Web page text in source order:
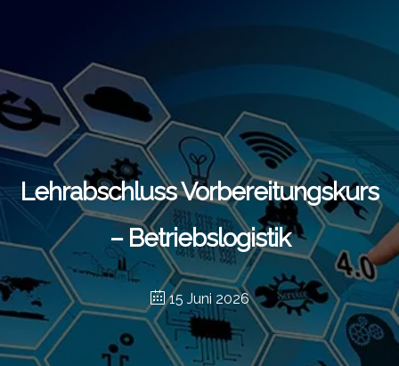
Lehrabschluss Vorbereitungskurs
– Betriebslogistik
15 Juni 2026